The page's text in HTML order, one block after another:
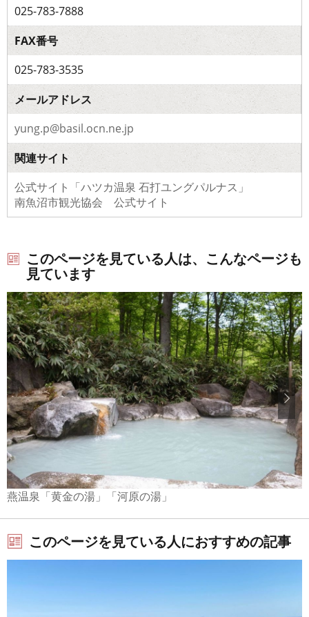
025-783-7888
FAX番号
025-783-3535
メールアドレス
yung.p@basil.ocn.ne.jp
関連サイト
公式サイト「ハツカ温泉 石打ユングパルナス」
南魚沼市観光協会 公式サイト
このページを見ている人は、こんなページも
見ています
燕温泉「黄金の湯」「河原の湯」
このページを見ている人におすすめの記事